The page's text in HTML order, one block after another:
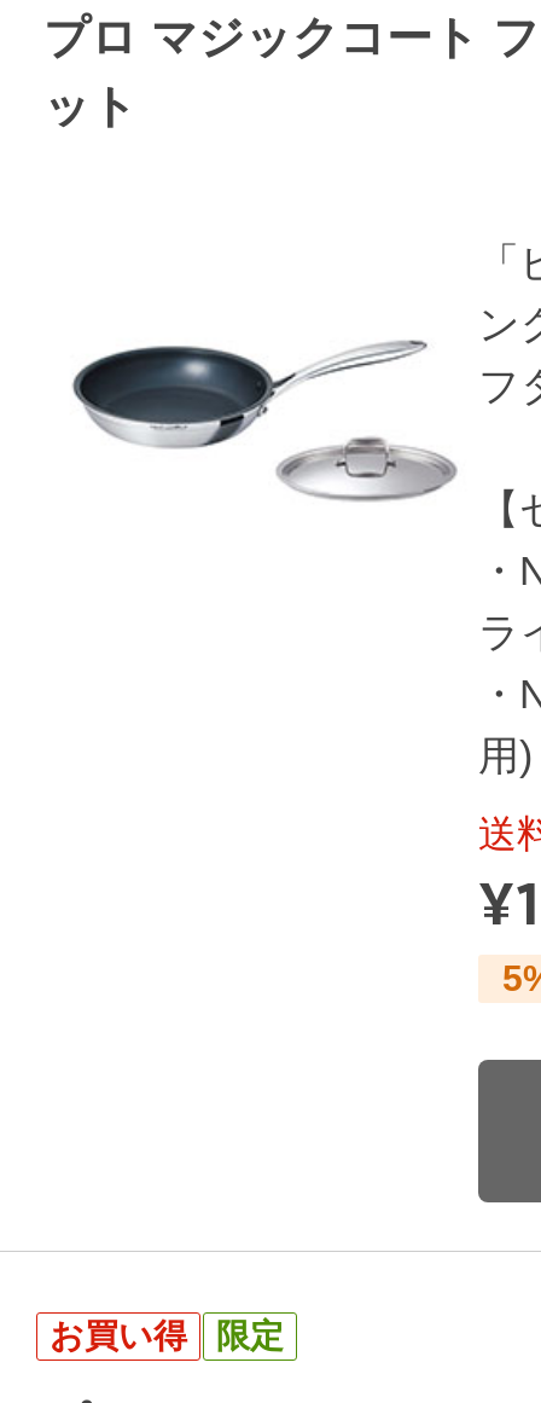
プロ マジックコート
ット
ン
フ
ラ
用)
送
¥
お買い得 限定